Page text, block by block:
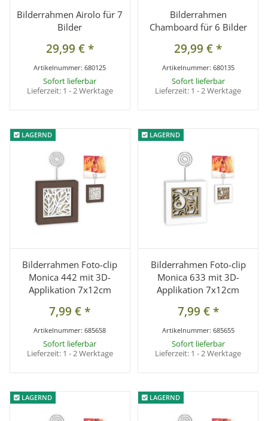
Bilderrahmen Airolo für 7
Bilder
29,99 €*
Artikelnummer:680125
Sofort lieferbar
Lieferzeit: 1 - 2 Werktage
Bilderrahmen
Chamboard für 6 Bilder
29,99 €*
Artikelnummer: 680135
Sofort lieferbar
Lieferzeit: 1 - 2 Werktage
LAGERND
LAGERND
Bilderrahmen Foto-clip
Monica 442 mit 3D-
Applikation 7x12cm
7,99 €*
Artikelnummer:685658
Sofort lieferbar
Lieferzeit: 1 - 2 Werktage
LAGERND
LAGERND
Bilderrahmen Foto-clip
Monica 633 mit 3D-
Applikation 7x12cm
7,99 €*
Artikelnummer: 685655
Sofort lieferbar
Lieferzeit: 1 - 2 Werktage
LAGERND
LAGERND LAGERND
LAGERND